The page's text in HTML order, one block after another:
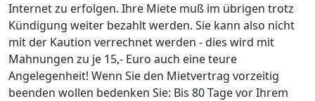
Internet zu erfolgen. Ihre Miete muß im übrigen trotz
Kündigung weiter bezahlt werden. Sie kann also nicht
mit der Kaution verrechnet werden - dies wird mit
Mahnungen zu je 15,- Euro auch eine teure
Angelegenheit! Wenn Sie den Mietvertrag vorzeitig
beenden wollen bedenken Sie: Bis 80 Tage vor Ihrem